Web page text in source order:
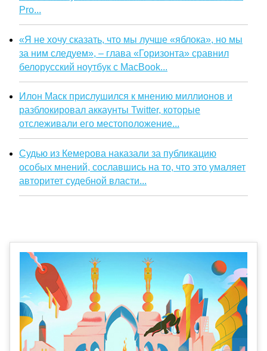
Pro...
«Я не хочу сказать, что мы лучше «яблока», но мы
за ним следуем», – глава «Горизонта» сравнил
белорусский ноутбук с MacBook...
Илон Маск прислушился к мнению миллионов и
разблокировал аккаунты Twitter, которые
отслеживали его местоположение...
Судью из Кемерова наказали за публикацию
особых мнений, сославшись на то, что это умаляет
авторитет судебной власти...